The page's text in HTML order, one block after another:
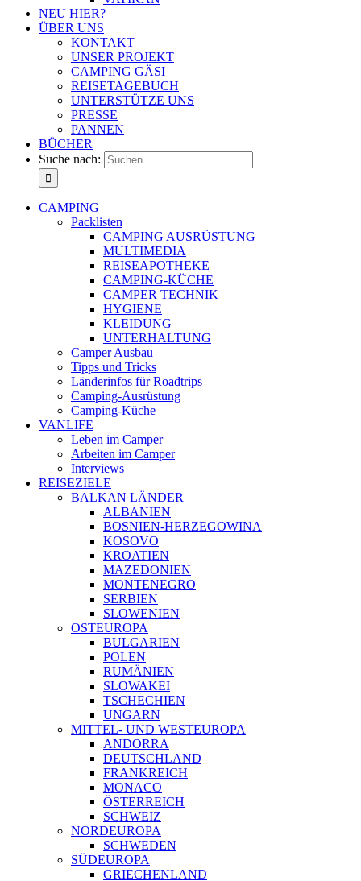
NEU HIER?
ÜBER UNS
KONTAKT
UNSER PROJEKT
CAMPING GÄSI
REISETAGEBUCH
UNTERSTÜTZE UNS
PRESSE
PANNEN
BÜCHER
Suche nach:
CAMPING
Packlisten
CAMPING AUSRÜSTUNG
MULTIMEDIA
REISEAPOTHEKE
CAMPING-KÜCHE
CAMPER TECHNIK
HYGIENE
KLEIDUNG
UNTERHALTUNG
Camper Ausbau
Tipps und Tricks
Länderinfos für Roadtrips
Camping-Ausrüstung
Camping-Küche
VANLIFE
Leben im Camper
Arbeiten im Camper
Interviews
REISEZIELE
BALKAN LÄNDER
ALBANIEN
BOSNIEN-HERZEGOWINA
KOSOVO
KROATIEN
MAZEDONIEN
MONTENEGRO
SERBIEN
SLOWENIEN
OSTEUROPA
BULGARIEN
POLEN
RUMÄNIEN
SLOWAKEI
TSCHECHIEN
UNGARN
MITTEL- UND WESTEUROPA
ANDORRA
DEUTSCHLAND
FRANKREICH
MONACO
ÖSTERREICH
SCHWEIZ
NORDEUROPA
SCHWEDEN
SÜDEUROPA
GRIECHENLAND